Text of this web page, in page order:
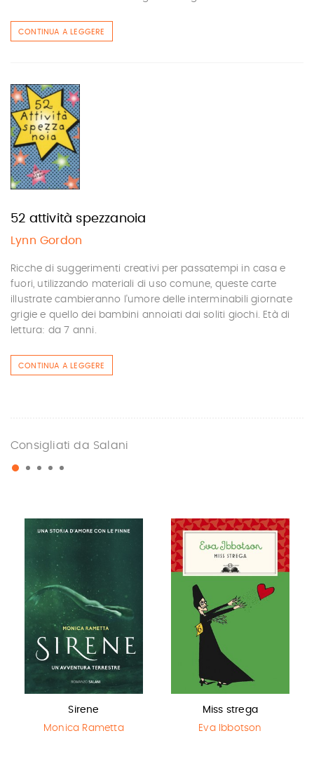
CONTINUA A LEGGERE
52 attività spezzanoia
Lynn Gordon
Ricche di suggerimenti creativi per passatempi in casa e
fuori, utilizzando materiali di uso comune, queste carte
illustrate cambieranno l'umore delle interminabili giornate
grigie e quello dei bambini annoiati dai soliti giochi. Età di
lettura: da 7 anni.
CONTINUA A LEGGERE
Consigliati da Salani
Sirene
Monica Rametta
Miss strega
Eva Ibbotson